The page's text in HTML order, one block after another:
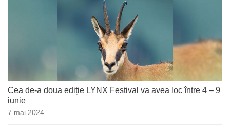
Cea de-a doua ediție LYNX Festival va avea loc între 4 – 9
iunie
7 mai 2024